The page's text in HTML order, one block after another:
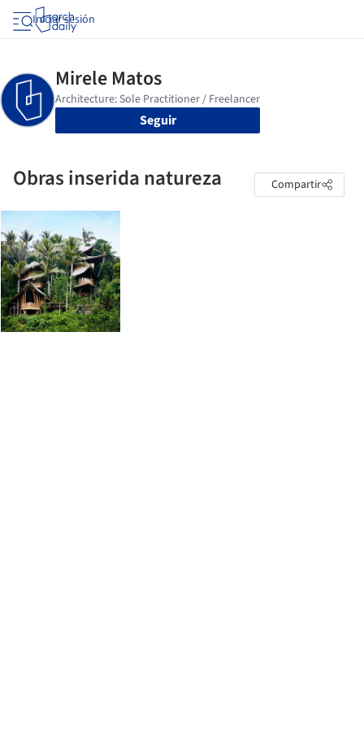
Iniciar sesión
Seguir
Obras inserida natureza Compartir